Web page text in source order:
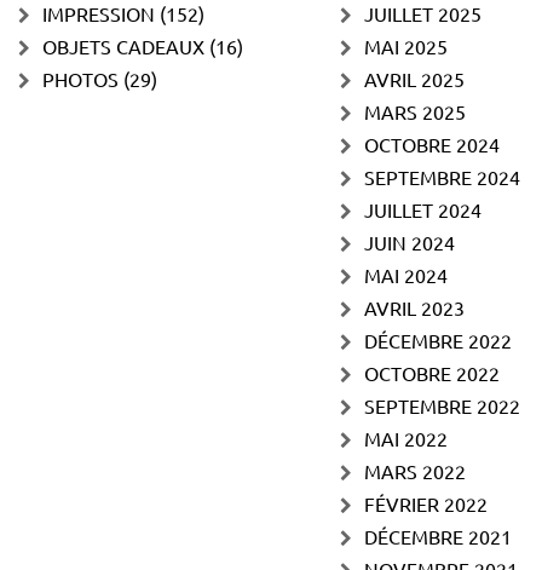
IMPRESSION (152)
OBJETS CADEAUX (16)
PHOTOS (29)
JUILLET 2025
MAI 2025
AVRIL 2025
MARS 2025
OCTOBRE 2024
SEPTEMBRE 2024
JUILLET 2024
JUIN 2024
MAI 2024
AVRIL 2023
DÉCEMBRE 2022
OCTOBRE 2022
SEPTEMBRE 2022
MAI 2022
MARS 2022
FÉVRIER 2022
DÉCEMBRE 2021